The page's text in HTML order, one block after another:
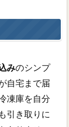
みのシンプ
自宅まで届
凍庫を自分
引き取りに